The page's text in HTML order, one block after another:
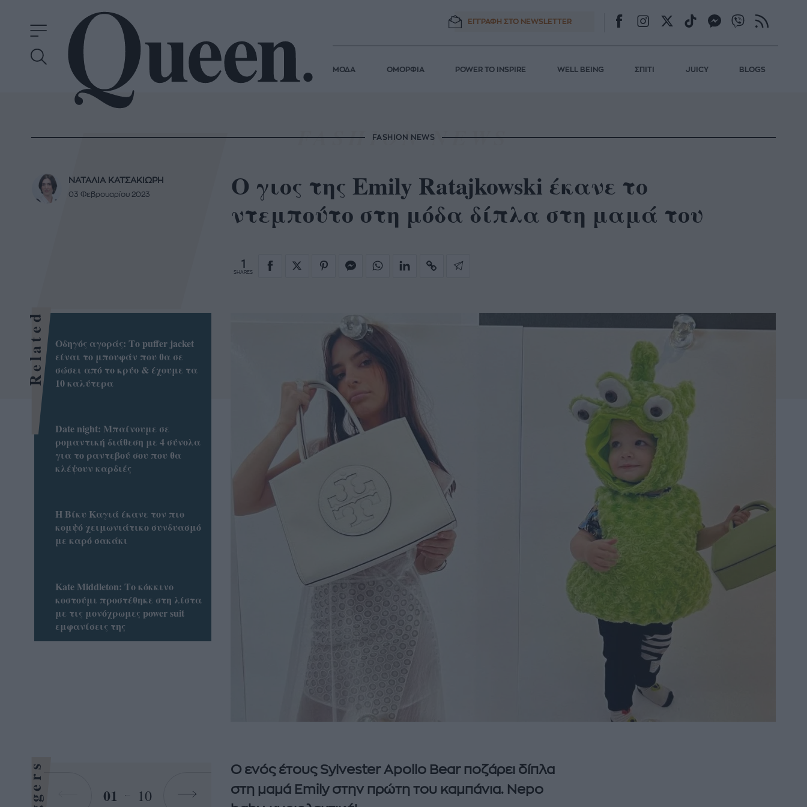
ΕΓΓΡΑΦΗ ΣΤΟ NEWSLETTER
ΜΟΔΑ ΟΜΟΡΦΙΑ POWER TO INSPIRE WELL BEING ΣΠΙΤΙ JUICY BLOGS
FASHION NEWS
Ο γιος της Emily Ratajkowski έκανε το
ντεμπούτο στη μόδα δίπλα στη μαμά του
1
SHARES
ΝΑΤΑΛΙΑ ΚΑΤΣΑΚΙΩΡΗ
03 Φεβρουαρίου 2023
O ενός έτους Sylvester Apollo Bear ποζάρει δίπλα
στη μαμά Emily στην πρώτη του καμπάνια. Nepo
Related
Οδηγός αγοράς: Το puffer jacket
είναι το μπουφάν που θα σε
σώσει από το κρύο & έχουμε τα
10 καλύτερα
Date night: Μπαίνουμε σε
ρομαντική διάθεση με 4 σύνολα
για το ραντεβού σου που θα
κλέψουν καρδιές
Η Βίκυ Καγιά έκανε τον πιο
κομψό χειμωνιάτικο συνδυασμό
με καρό σακάκι
Kate Middleton: Το κόκκινο
κοστούμι προστέθηκε στη λίστα
με τις μονόχρωμες power suit
εμφανίσεις της
01 10